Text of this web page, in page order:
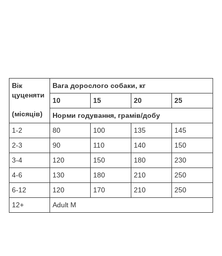
Вік
цуценяти
(місяців)
Вага дорослого собаки, кг
10
15 20
25
Норми годування, грамів/добу
1-2
80 100 135
145
2-3
90 110 140
150
3-4
120 150 180
230
4-6
130 180 210
250
6-12
120 170 210
250
12+
Adult М